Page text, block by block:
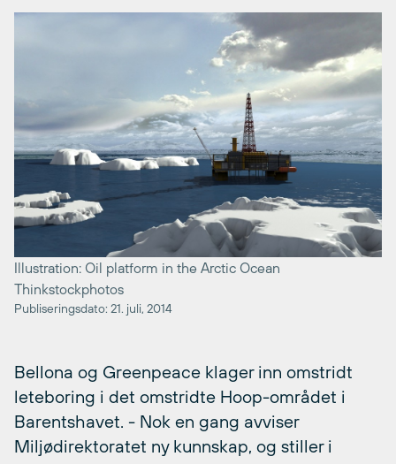
Illustration: Oil platform in the Arctic Ocean
Thinkstockphotos
Publiseringsdato: 21. juli, 2014
Bellona og Greenpeace klager inn omstridt
leteboring i det omstridte Hoop-området i
Barentshavet. - Nok en gang avviser
Miljødirektoratet ny kunnskap, og stiller i